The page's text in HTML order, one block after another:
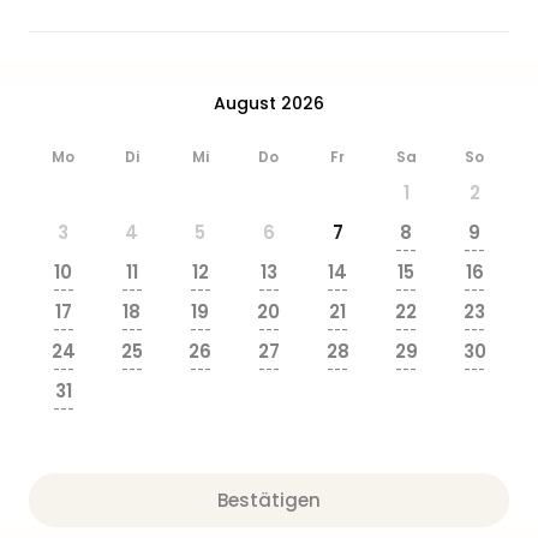
August 2026
Mo Di Mi Do Fr Sa So
1
2
3
4 5 6 7 8
---
9
---
10
---
11
---
12
---
13
---
14
---
15
---
16
---
17
---
18
---
19
---
20
---
21
---
22
---
23
---
24
---
25
---
26
---
27
---
28
---
29
---
30
---
31
---
Bestätigen